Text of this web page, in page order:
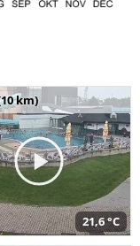
km)
21,6 °C